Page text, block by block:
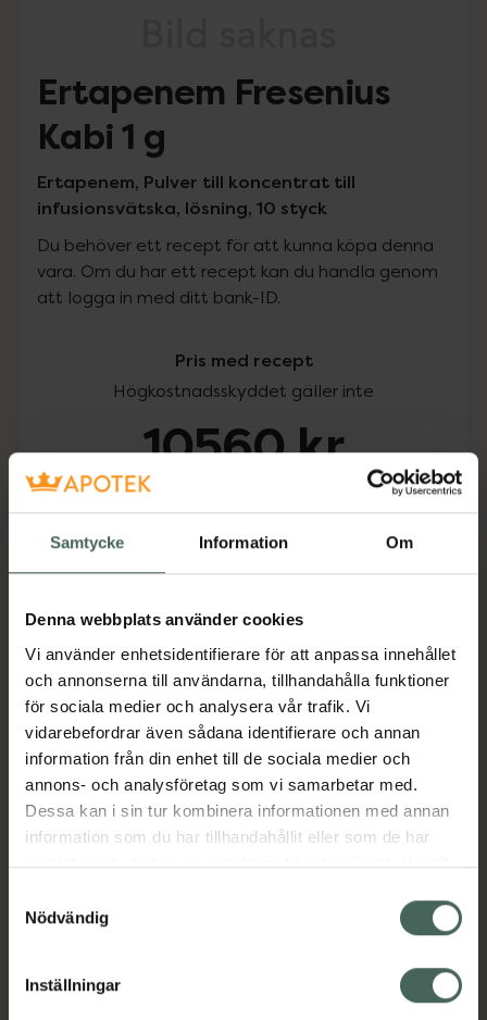
Samtycke Information Om
Denna webbplats använder cookies
Vi använder enhetsidentifierare för att anpassa innehållet
och annonserna till användarna, tillhandahålla funktioner
för sociala medier och analysera vår trafik. Vi
vidarebefordrar även sådana identifierare och annan
information från din enhet till de sociala medier och
annons- och analysföretag som vi samarbetar med.
Dessa kan i sin tur kombinera informationen med annan
information som du har tillhandahållit eller som de har
samlat in när du har använt deras tjänster. Samtycke till
återkalla ditt samtycke via webbplatsens
cookieinställningar. Ett återkallat samtycke påverkar inte
lagligheten av behandling som skett innan återkallelsen.
Nödvändig
Inställningar
Ertapenem Fresenius
Kabi 1 g
Ertapenem, Pulver till koncentrat till
infusionsvätska, lösning, 10 styck
Du behöver ett recept för att kunna köpa denna
vara. Om du har ett recept kan du handla genom
att logga in med ditt bank-ID.
Pris med recept
Högkostnadsskyddet gäller inte
10560 kr
Köp via ditt recept
Aktuella erbjudanden
Beskrivning Dölj
Läs alltid bipacksedeln innan
användning.
EAN:04052682008818
Bipacksedel från FASS Visa